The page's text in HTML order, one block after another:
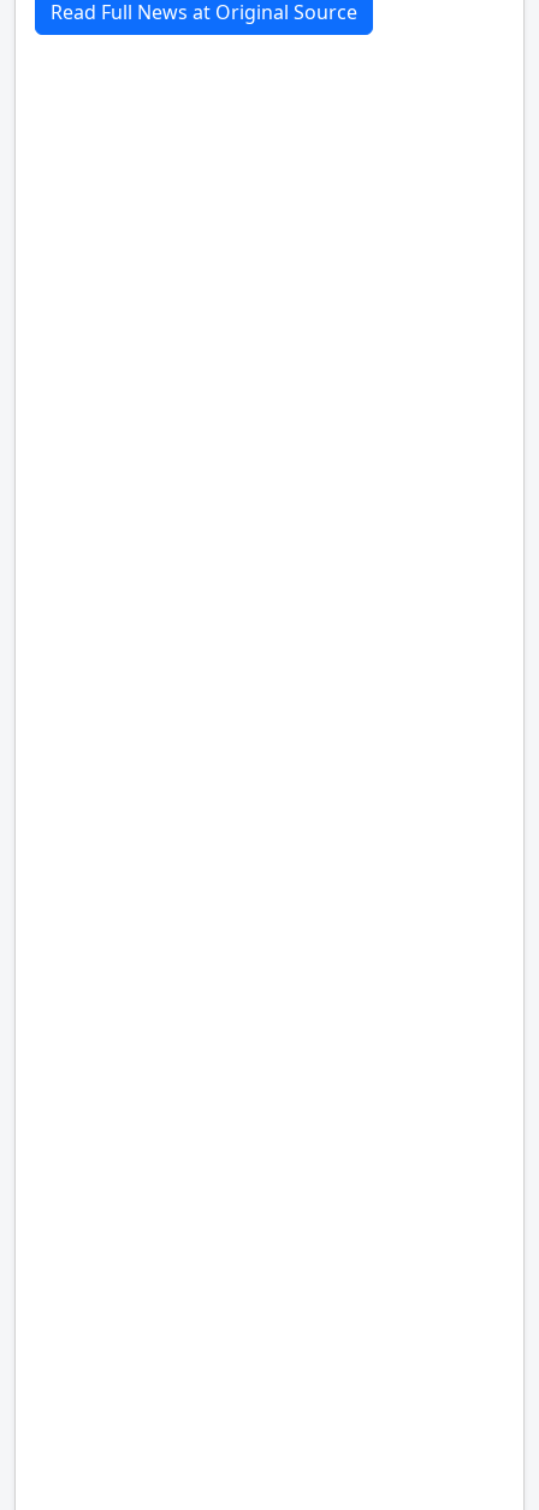
Read Full News at Original Source